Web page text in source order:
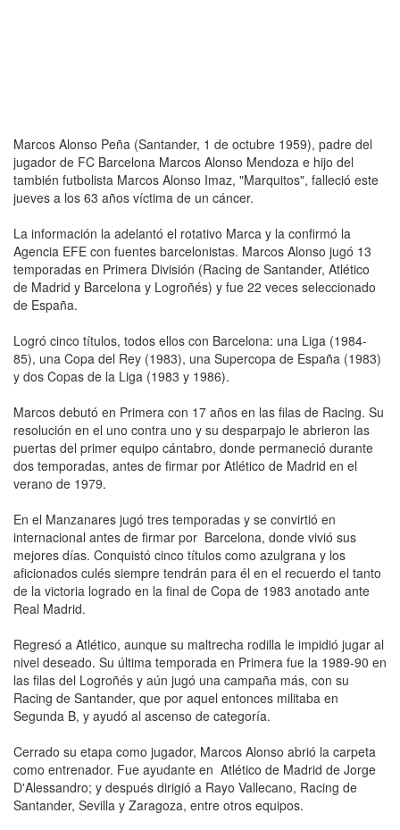
Marcos Alonso Peña (Santander, 1 de octubre 1959), padre del
jugador de FC Barcelona Marcos Alonso Mendoza e hijo del
también futbolista Marcos Alonso Imaz, "Marquitos", falleció este
jueves a los 63 años víctima de un cáncer.
La información la adelantó el rotativo Marca y la confirmó la
Agencia EFE con fuentes barcelonistas. Marcos Alonso jugó 13
temporadas en Primera División (Racing de Santander, Atlético
de Madrid y Barcelona y Logroñés) y fue 22 veces seleccionado
de España.
Logró cinco títulos, todos ellos con Barcelona: una Liga (1984-
85), una Copa del Rey (1983), una Supercopa de España (1983)
y dos Copas de la Liga (1983 y 1986).
Marcos debutó en Primera con 17 años en las filas de Racing. Su
resolución en el uno contra uno y su desparpajo le abrieron las
puertas del primer equipo cántabro, donde permaneció durante
dos temporadas, antes de firmar por Atlético de Madrid en el
verano de 1979.
En el Manzanares jugó tres temporadas y se convirtió en
internacional antes de firmar por Barcelona, donde vivió sus
mejores días. Conquistó cinco títulos como azulgrana y los
aficionados culés siempre tendrán para él en el recuerdo el tanto
de la victoria logrado en la final de Copa de 1983 anotado ante
Real Madrid.
Regresó a Atlético, aunque su maltrecha rodilla le impidió jugar al
nivel deseado. Su última temporada en Primera fue la 1989-90 en
las filas del Logroñés y aún jugó una campaña más, con su
Racing de Santander, que por aquel entonces militaba en
Segunda B, y ayudó al ascenso de categoría.
Cerrado su etapa como jugador, Marcos Alonso abrió la carpeta
como entrenador. Fue ayudante en Atlético de Madrid de Jorge
D'Alessandro; y después dirigió a Rayo Vallecano, Racing de
Santander, Sevilla y Zaragoza, entre otros equipos.